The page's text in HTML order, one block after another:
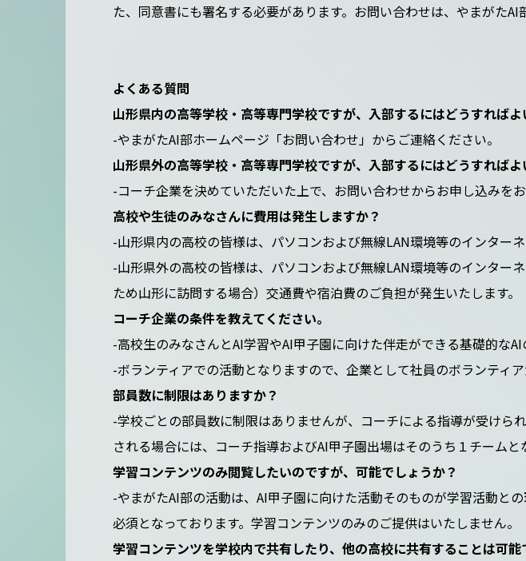
た、同意書にも署名する必要があります。お問い合わせは、やまがた
よくある質問
山形県内の高等学校・高等専門学校ですが、入部するにはどうすればよ
-やまがたAI部ホームページ「お問い合わせ」からご連絡ください。
山形県外の高等学校・高等専門学校ですが、入部するにはどうすればよ
-コーチ企業を決めていただいた上で、お問い合わせからお申し込みをお
高校や生徒のみなさんに費用は発生しますか？
-山形県内の高校の皆様は、パソコンおよび無線LAN環境等のインター
-山形県外の高校の皆様は、パソコンおよび無線LAN環境等のインター
ため山形に訪問する場合）交通費や宿泊費のご負担が発生いたします。
コーチ企業の条件を教えてください。
-高校生のみなさんとAI学習やAI甲子園に向けた伴走ができる基礎的なAI
-ボランティアでの活動となりますので、企業として社員のボランティ
部員数に制限はありますか？
-学校ごとの部員数に制限はありませんが、コーチによる指導が受け
される場合には、コーチ指導およびAI甲子園出場はそのうち１チームと
学習コンテンツのみ閲覧したいのですが、可能でしょうか？
-やまがたAI部の活動は、AI甲子園に向けた活動そのものが学習活動と
必須となっております。学習コンテンツのみのご提供はいたしません。
学習コンテンツを学校内で共有したり、他の高校に共有することは可能